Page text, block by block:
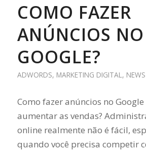
COMO FAZER
ANÚNCIOS NO
GOOGLE?
ADWORDS, MARKETING DIGITAL, NEWS
Como fazer anúncios no
aumentar as vendas?
online realmente não é fácil,
quando você precisa competir